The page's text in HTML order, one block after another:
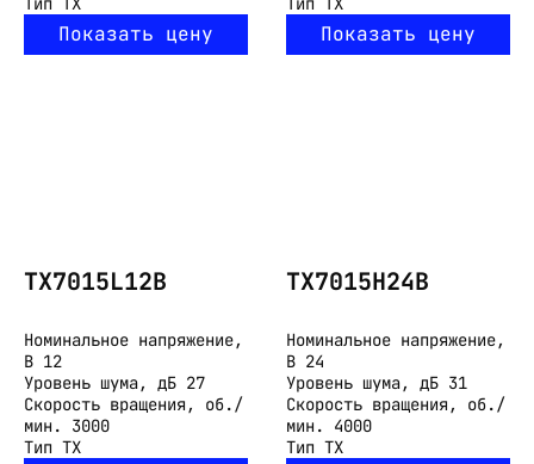
Показать цену Показать цену
TX7015L12B
Номинальное напряжение,
В 12
Уровень шума, дБ 27
Скорость вращения, об./
мин.
3000
Тип TX
TX7015H24B
Номинальное напряжение,
В 24
Уровень шума, дБ 31
Скорость вращения, об./
мин.
4000
Тип TX